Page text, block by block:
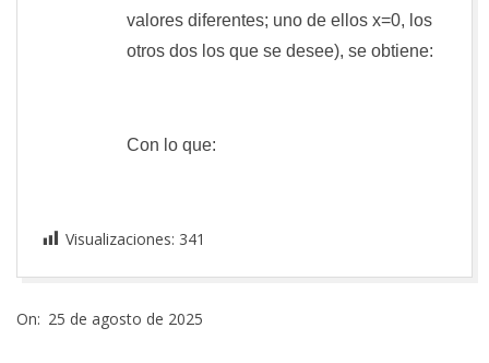
valores diferentes; uno de ellos x=0, los
otros dos los que se desee), se obtiene:
Con lo que:
Visualizaciones: 341
08-
On: 25 de agosto de 2025